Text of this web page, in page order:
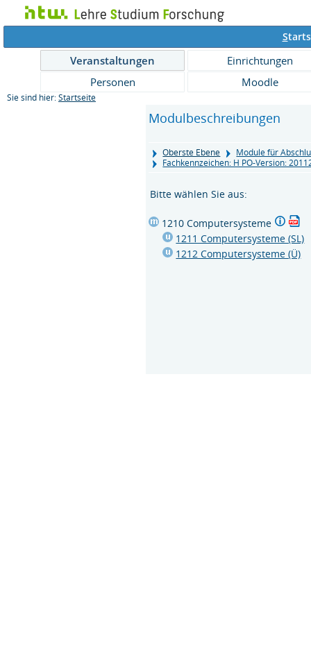
S
Veranstaltungen
Einrichtungen
Personen
Moodle
Sie sind hier: Startseite
Modulbeschreibungen
Oberste Ebene
Module für
Fachkennzeichen: H PO-Version:
Bitte wählen Sie aus:
1210 Computersysteme
1211 Computersysteme (SL)
1212 Computersysteme (Ü)